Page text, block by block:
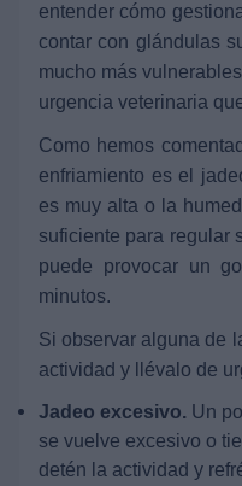
entender cómo
contar con glándulas
mucho más
urgencia veterinaria
Como hemos
enfriamiento es el
es muy alta o la
suficiente para regular
puede provocar un
minutos.
Si observar alguna de
actividad y llévalo de
Jadeo excesivo. Un
se vuelve excesivo o
detén la actividad y